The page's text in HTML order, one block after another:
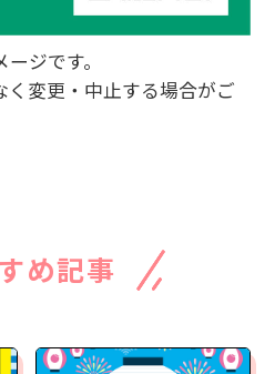
ジです。
変更・中止する場合がご
め記事